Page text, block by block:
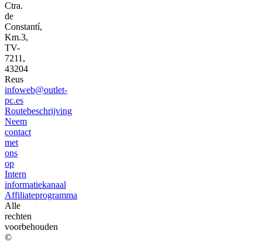
Ctra.
de
Constantí,
Km.3,
TV-
7211,
43204
Reus
infoweb@outlet-
pc.es
Routebeschrijving
Neem
contact
met
ons
op
Intern
informatiekanaal
Affiliateprogramma
Alle
rechten
voorbehouden
©